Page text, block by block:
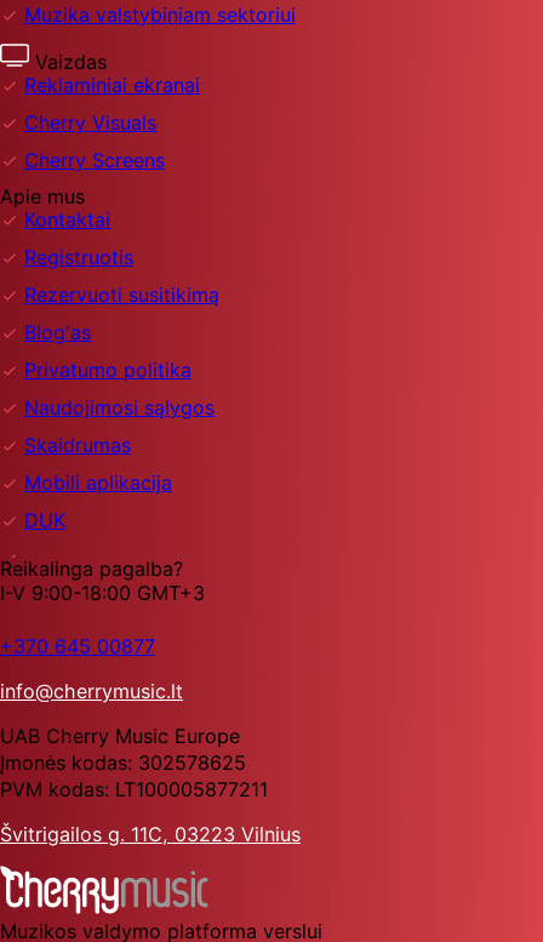
Muzika valstybiniam sektoriui
Vaizdas
Reklaminiai ekranai
Cherry Visuals
Cherry Screens
Apie mus
Kontaktai
Registruotis
Rezervuoti susitikimą
Blog'as
Privatumo politika
Naudojimosi sąlygos
Skaidrumas
Mobili aplikacija
DUK
Reikalinga pagalba?
I-V 9:00-18:00 GMT+3
+370 645 00877
info@cherrymusic.lt
UAB Cherry Music Europe
Įmonės kodas: 302578625
PVM kodas: LT100005877211
Švitrigailos g. 11C, 03223 Vilnius
Muzikos valdymo platforma verslui